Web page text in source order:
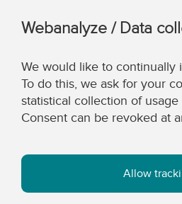
Webanalyze / Data
We would like to continually
To do this, we ask for your
statistical collection of usage
Consent can be revoked at
Allow